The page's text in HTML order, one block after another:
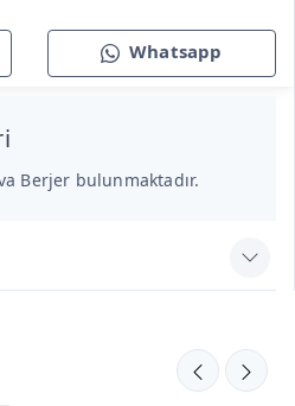
Whatsapp
Berjer bulunmaktadır.